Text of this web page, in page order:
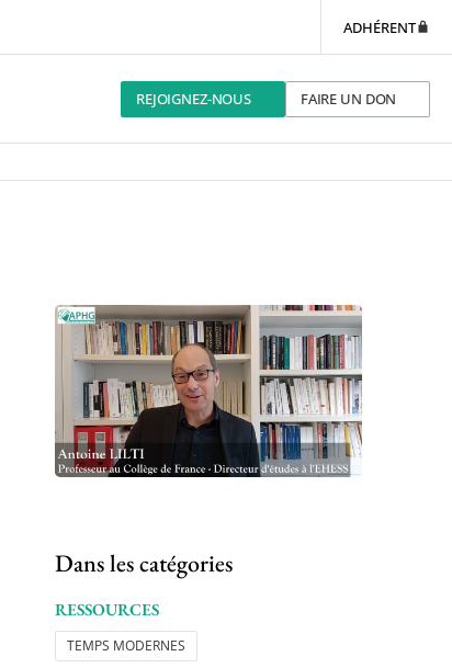
ADHÉRENT
REJOIGNEZ-NOUS FAIRE UN DON
Dans les catégories
RESSOURCES
TEMPS MODERNES